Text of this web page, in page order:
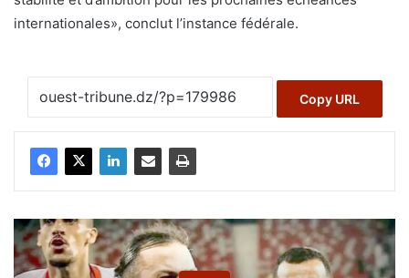
internationales», conclut l’instance fédérale.
Copy URL